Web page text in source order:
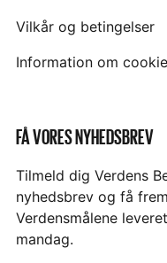
Vilkår og betingelser
Information om
FÅ VORES NYHEDSBREV
Tilmeld dig Verdens
nyhedsbrev og få
Verdensmålene
mandag.